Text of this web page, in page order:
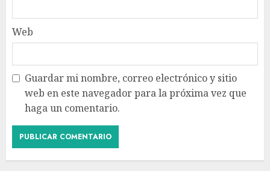
Web
Guardar mi nombre, correo electrónico y sitio
web en este navegador para la próxima vez que
haga un comentario.